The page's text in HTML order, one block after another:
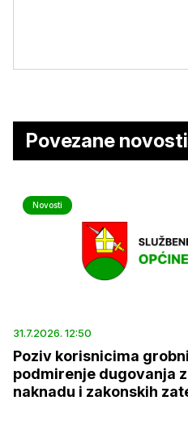
Povezane novosti
Novosti
31.7.2026. 12:50
Poziv korisnicima
podmirenje dugovanja
naknadu i zakonskih